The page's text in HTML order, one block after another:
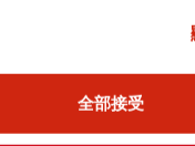
全部接受
認證與標準